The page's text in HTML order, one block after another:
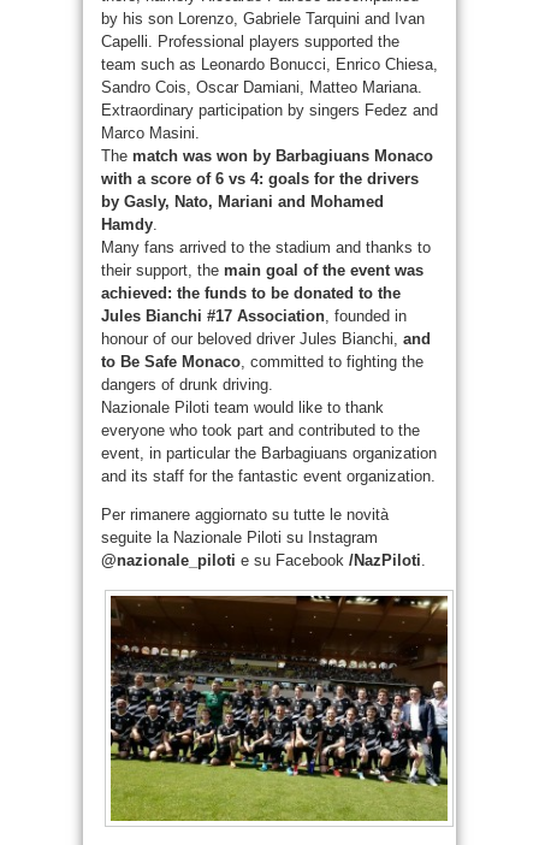
by his son Lorenzo, Gabriele Tarquini and Ivan
Capelli. Professional players supported the
team such as Leonardo Bonucci, Enrico Chiesa,
Sandro Cois, Oscar Damiani, Matteo Mariana.
Extraordinary participation by singers Fedez and
Marco Masini.
The match was won by Barbagiuans Monaco
with a score of 6 vs 4: goals for the drivers
by Gasly, Nato, Mariani and Mohamed
Hamdy.
Many fans arrived to the stadium and thanks to
their support, the main goal of the event was
achieved: the funds to be donated to the
Jules Bianchi #17 Association, founded in
honour of our beloved driver Jules Bianchi, and
to Be Safe Monaco, committed to fighting the
dangers of drunk driving.
Nazionale Piloti team would like to thank
everyone who took part and contributed to the
event, in particular the Barbagiuans organization
and its staff for the fantastic event organization.
Per rimanere aggiornato su tutte le novità
seguite la Nazionale Piloti su Instagram
@nazionale_piloti e su Facebook /NazPiloti.